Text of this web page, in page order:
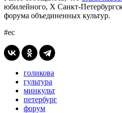
юбилейного, X Санкт-
форума объединенных культур.
#ес
голикова
гультура
минкульт
петербург
форум